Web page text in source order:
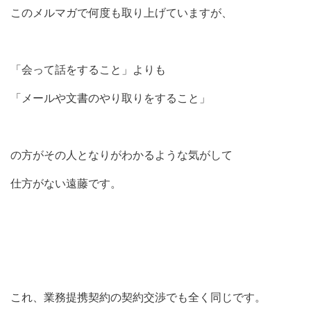
このメルマガで何度も取り上げていますが、
「会って話をすること」よりも
「メールや文書のやり取りをすること」
の方がその人となりがわかるような気がして
仕方がない遠藤です。
これ、業務提携契約の契約交渉でも全く同じです。